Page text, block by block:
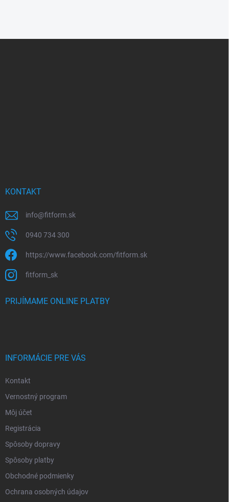
KONTAKT
info@fitform.sk
0940 734 300
https://www.facebook.com/fitform.sk
fitform_sk
PRIJÍMAME ONLINE PLATBY
INFORMÁCIE PRE VÁS
Kontakt
Vernostný program
Môj účet
Registrácia
Spôsoby dopravy
Spôsoby platby
Obchodné podmienky
Ochrana osobných údajov